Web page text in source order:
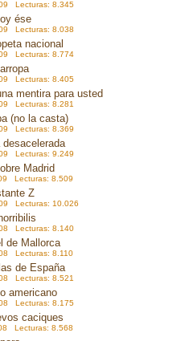
Lecturas: 8.345
ése
Lecturas: 8.038
nacional
Lecturas: 8.774
Lecturas: 8.405
mentira para usted
Lecturas: 8.281
(no la casta)
Lecturas: 8.369
desacelerada
Lecturas: 9.249
Madrid
Lecturas: 8.509
Z
Lecturas: 10.026
Lecturas: 8.140
de Mallorca
Lecturas: 8.110
de España
Lecturas: 8.521
americano
Lecturas: 8.175
caciques
Lecturas: 8.568